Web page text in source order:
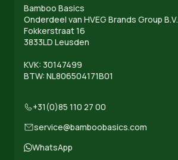
Bamboo Basics
Onderdeel van HVEG Brands Group B.V.
Fokkerstraat 16
3833LD Leusden
KVK: 30147499
BTW: NL806504171B01
+31(0)85 110 27 00
service@bamboobasics.com
WhatsApp